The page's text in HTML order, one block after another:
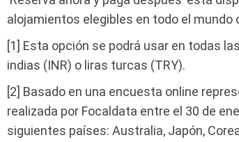
alojamientos elegibles en todo el
[1] Esta opción se podrá usar en todas
indias (INR) o liras turcas (TRY).
[2] Basado en una encuesta online
realizada por Focaldata entre el 30 de
siguientes países: Australia, Japón,